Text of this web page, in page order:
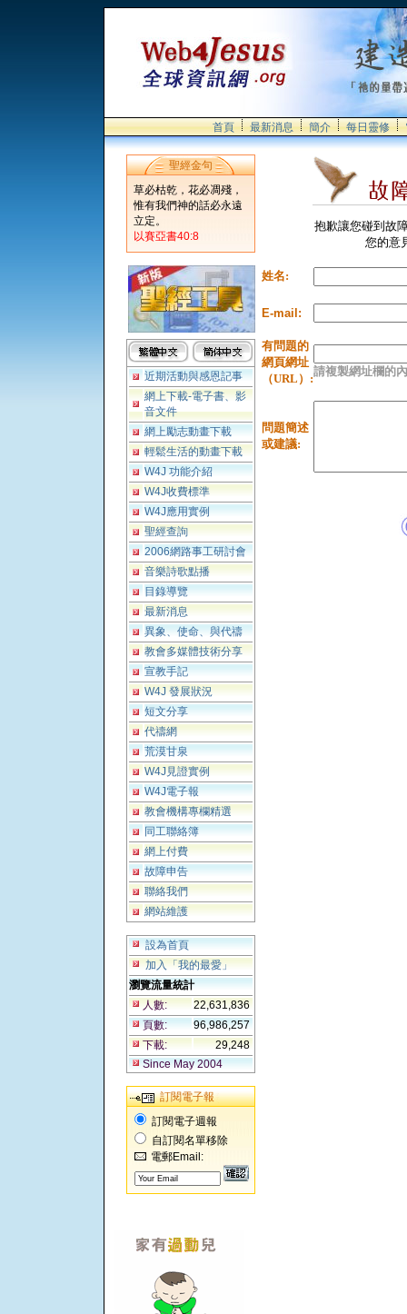
首頁 最新消息 簡介 每日靈修
聖經金句
草必枯乾，花必凋殘，
惟有我們神的話必永遠
立定。
以賽亞書40:8
近期活動與感恩記事
網上下載-電子書、影
音文件
網上勵志動畫下載
輕鬆生活的動畫下載
W4J 功能介紹
W4J收費標準
W4J應用實例
聖經查詢
2006網路事工研討會
音樂詩歌點播
目錄導覽
最新消息
異象、使命、與代禱
教會多媒體技術分享
宣教手記
W4J 發展狀況
短文分享
代禱網
荒漠甘泉
W4J見證實例
W4J電子報
教會機構專欄精選
同工聯絡簿
網上付費
故障申告
聯絡我們
網站維護
設為首頁
加入「我的最愛」
瀏覽流量統計
人數:
22,631,836
頁數:
96,986,257
下載:
29,248
Since May 2004
訂閱電子報
訂閱電子週報
自訂閱名單移除
電郵Email:
抱歉讓您碰到故
您的意
姓名:
E-mail:
有問題的
網頁網址
（URL）:
請複製網址欄的
問題簡述
或建議: